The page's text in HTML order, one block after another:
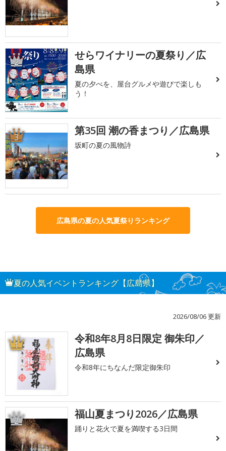
2
せらワイナリーの夏祭り／広
島県
夏の夕べを、屋台グルメや遊びで楽しも
う！
3 第35回 潮の香まつり／広島県
坂町の夏の風物詩
広島県の夏の人気夏祭りランキング
夏の人気イベントランキング【広島県】
2026/08/06 更新
1
令和8年8月8日限定 御朱印／
広島県
令和8年にちなんだ限定御朱印
2 福山夏まつり2026／広島県
踊りと花火で夏を満喫する3日間